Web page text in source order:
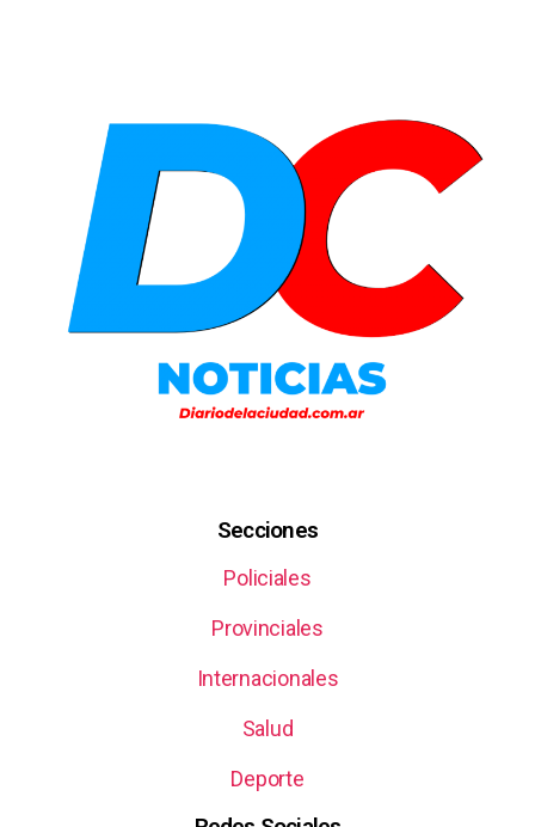
Secciones
Policiales
Provinciales
Internacionales
Salud
Deporte